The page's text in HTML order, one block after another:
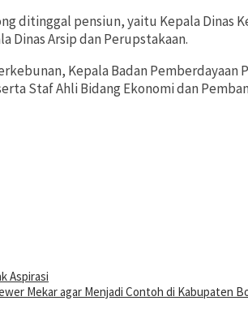
ditinggal pensiun, yaitu Kepala
Dinas Arsip dan Perupstakaan.
Kepala Badan Pemberdayaan
Staf Ahli Bidang Ekonomi dan
Aspirasi
Mekar agar Menjadi Contoh di Kabupaten